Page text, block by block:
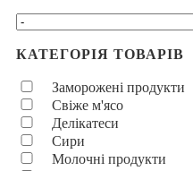
КАТЕГОРІЯ ТОВАРІВ
Заморожені продукти
Свіже м'ясо
Делікатеси
Сири
Молочні продукти